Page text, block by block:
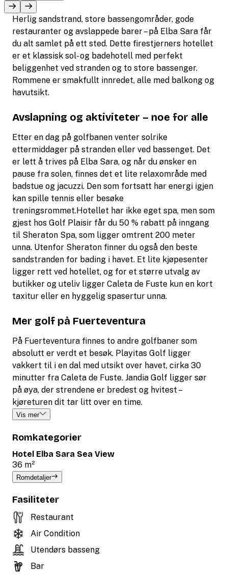
Herlig sandstrand, store bassengområder, gode
restauranter og avslappede barer – på Elba Sara får
du alt samlet på ett sted. Dette firestjerners hotellet
er et klassisk sol- og badehotell med perfekt
beliggenhet ved stranden og to store bassenger.
Rommene er smakfullt innredet, alle med balkong og
havutsikt.
Avslapning og aktiviteter – noe for alle
Etter en dag på golfbanen venter solrike
ettermiddager på stranden eller ved bassenget. Det
er lett å trives på Elba Sara, og når du ønsker en
pause fra solen, finnes det et lite relaxområde med
badstue og jacuzzi. Den som fortsatt har energi igjen
kan spille tennis eller besøke
treningsrommet.Hotellet har ikke eget spa, men som
gjest hos Golf Plaisir får du 50 % rabatt på inngang
til Sheraton Spa, som ligger omtrent 200 meter
unna. Utenfor Sheraton finner du også den beste
sandstranden for bading i havet. Et lite kjøpesenter
ligger rett ved hotellet, og for et større utvalg av
butikker og uteliv ligger Caleta de Fuste kun en kort
taxitur eller en hyggelig spasertur unna.
Mer golf på Fuerteventura
På Fuerteventura finnes to andre golfbaner som
absolutt er verdt et besøk. Playitas Golf ligger
vakkert til i en dal med utsikt over havet, cirka 30
minutter fra Caleta de Fuste. Jandia Golf ligger sør
på øya, der strendene er bredest og hvitest –
kjøreturen dit tar litt over en time.
Vis mer
Romkategorier
Hotel Elba Sara Sea View
36 m²
Romdetaljer
Fasiliteter
Restaurant
Air Condition
Utendørs basseng
Bar